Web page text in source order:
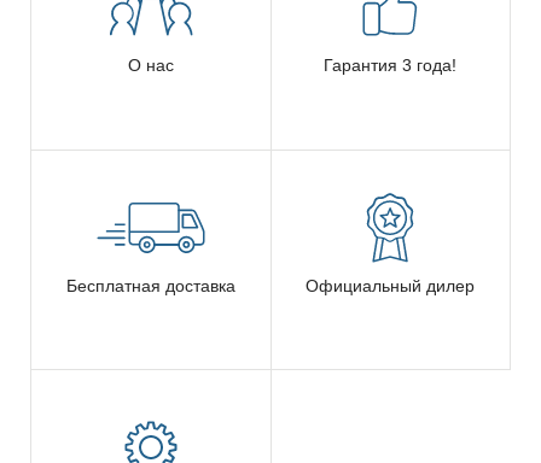
О нас Гарантия 3 года!
Бесплатная доставка Официальный дилер